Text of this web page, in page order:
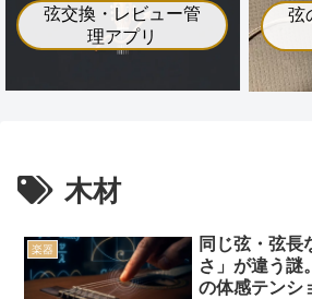
弦交換・レビュー管
理アプリ
弦
木材
楽器
同じ弦・弦長
さ」が違う謎
の体感テンシ